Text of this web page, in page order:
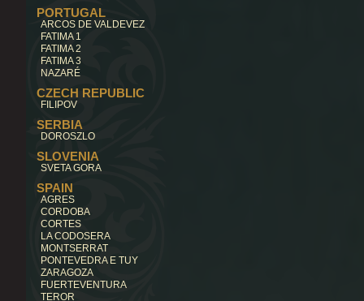
PORTUGAL
ARCOS DE VALDEVEZ
FATIMA 1
FATIMA 2
FATIMA 3
NAZARÉ
CZECH REPUBLIC
FILIPOV
SERBIA
DOROSZLO
SLOVENIA
SVETA GORA
SPAIN
AGRES
CORDOBA
CORTES
LA CODOSERA
MONTSERRAT
PONTEVEDRA E TUY
ZARAGOZA
FUERTEVENTURA
TEROR